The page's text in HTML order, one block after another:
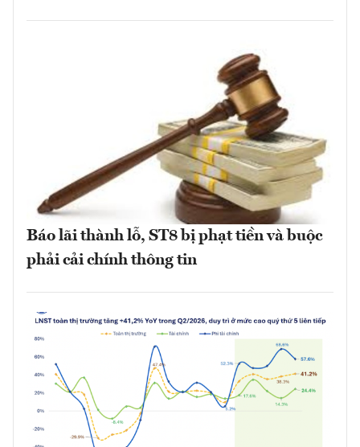
Báo lãi thành lỗ, ST8 bị phạt tiền và buộc
phải cải chính thông tin